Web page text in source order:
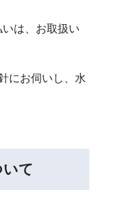
は、お取扱い
にお伺いし、水
て